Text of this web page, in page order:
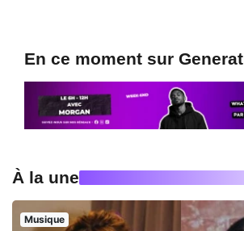
En ce moment sur
À la une
Musique